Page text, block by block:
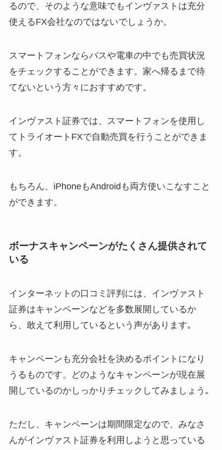
るので、そのような意味でもインヴァストは充分
使えるFX会社なのではないでしょうか。
スマートフォンならバスや電車の中でも売買状況
をチェックすることができます。家へ帰るまで待
てないという方々におすすめです。
インヴァスト証券では、スマートフォンを使用し
てトライオートFXで自動売買を行うことができま
す。
もちろん、iPhoneもAndroidも両方使いこなすこと
ができます。
ボーナスキャンペーンがたくさん提供されて
いる
インターネットの口コミ評判には、インヴァスト
証券はキャンペーンなどを多数展開しているか
ら、敢えて利用しているという声があります｡
キャンペーンも充分会社を決めるポイントになり
うるものです。どのようなキャンペーンが現在展
開しているのかしっかりチェックしてみましょう｡
ただし、キャンペーンは期間限定なので、みなさ
んがインヴァスト証券を利用しようと思っている